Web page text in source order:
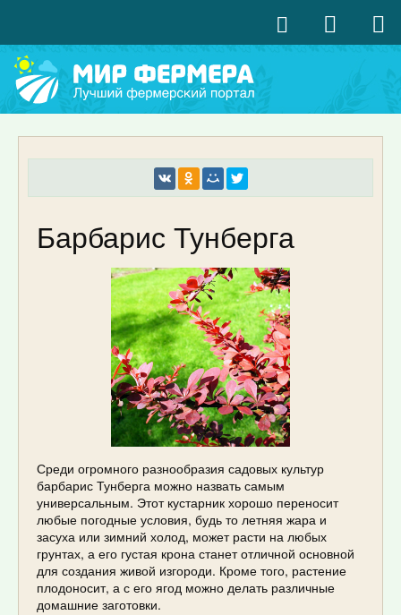
Барбарис Тунберга
Среди огромного разнообразия садовых культур
барбарис Тунберга можно назвать самым
универсальным. Этот кустарник хорошо переносит
любые погодные условия, будь то летняя жара и
засуха или зимний холод, может расти на любых
грунтах, а его густая крона станет отличной основной
для создания живой изгороди. Кроме того, растение
плодоносит, а с его ягод можно делать различные
домашние заготовки.